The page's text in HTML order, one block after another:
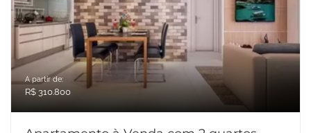
A partir de:
R$ 310.800